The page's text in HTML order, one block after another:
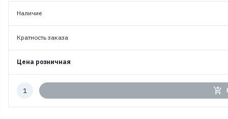
Наличие
Кратность заказа
Цена розничная
Количество
add_shopping_cart